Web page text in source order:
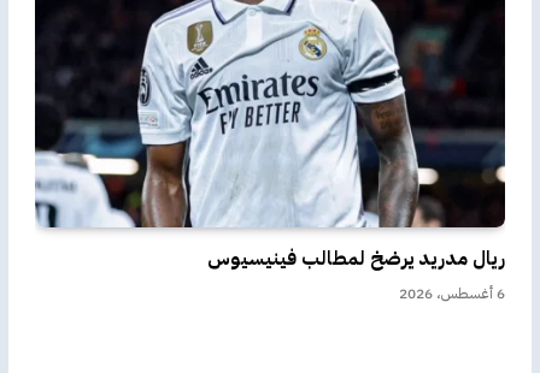
ريال مدريد يرضخ لمطالب فينيسيوس
6 أغسطس، 2026